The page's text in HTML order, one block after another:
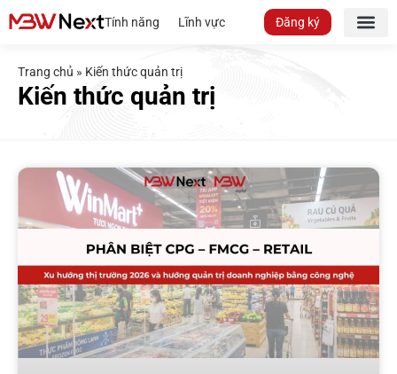
Tính năng Lĩnh vực Đăng ký
Trang chủ » Kiến thức quản trị
Kiến thức quản trị